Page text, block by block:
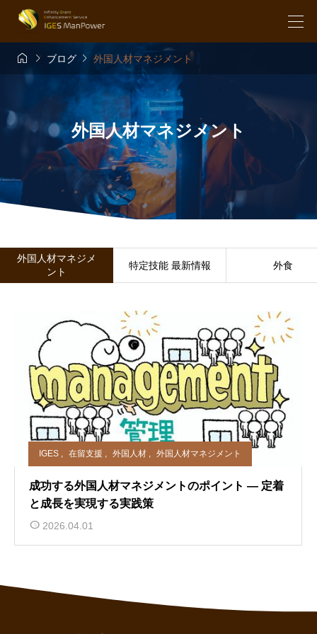
  ブログ  外国人材マネジメント
外国人材マネジメント
外国人材マネジメ
ント
特定技能 最新情報 外食
IGES , 在留支援 , 外国人材 , 外国人材マネジメント
成功する外国人材マネジメントのポイント ― 定着
と成長を実現する実践策
2026.04.01